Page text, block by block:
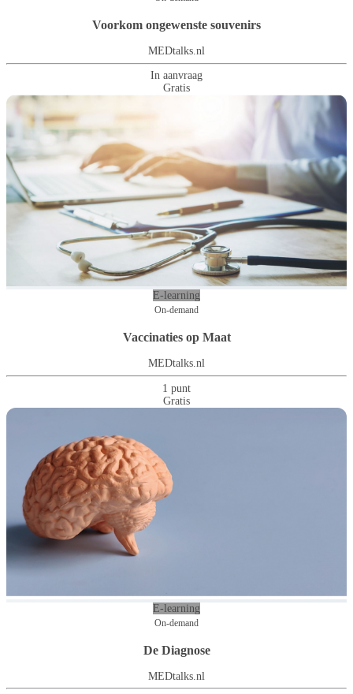
Voorkom ongewenste souvenirs
MEDtalks.nl
In aanvraag
Gratis
E-learning
On-demand
Vaccinaties op Maat
MEDtalks.nl
1 punt
Gratis
E-learning
On-demand
De Diagnose
MEDtalks.nl